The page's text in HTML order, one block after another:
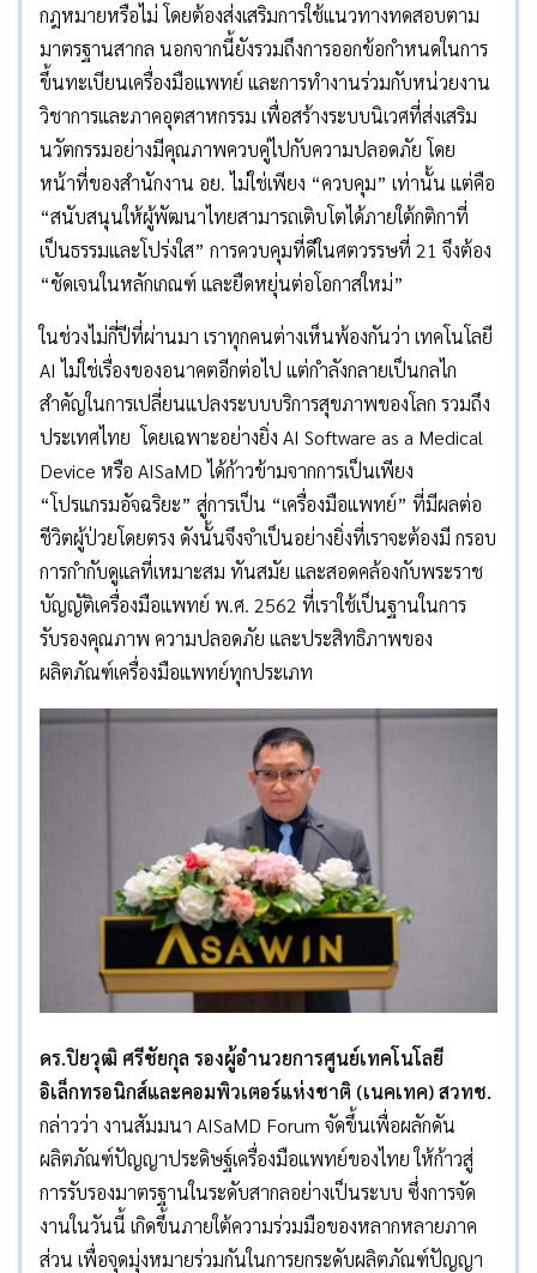
กฎหมายหรือไม่ โดยต้องส่งเสริมการใช้แนวทางทดสอบตาม
มาตรฐานสากล นอกจากนี้ยังรวมถึงการออกข้อกำหนดในการ
ขึ้นทะเบียนเครื่องมือแพทย์ และการทำงานร่วมกับหน่วยงาน
วิชาการและภาคอุตสาหกรรม เพื่อสร้างระบบนิเวศที่ส่งเสริม
นวัตกรรมอย่างมีคุณภาพควบคู่ไปกับความปลอดภัย โดย
หน้าที่ของสำนักงาน อย. ไม่ใช่เพียง “ควบคุม” เท่านั้น แต่คือ
“สนับสนุนให้ผู้พัฒนาไทยสามารถเติบโตได้ภายใต้กติกาที่
เป็นธรรมและโปร่งใส” การควบคุมที่ดีในศตวรรษที่ 21 จึงต้อง
“ชัดเจนในหลักเกณฑ์ และยืดหยุ่นต่อโอกาสใหม่”
ในช่วงไม่กี่ปีที่ผ่านมา เราทุกคนต่างเห็นพ้องกันว่า เทคโนโลยี
AI ไม่ใช่เรื่องของอนาคตอีกต่อไป แต่กำลังกลายเป็นกลไก
สำคัญในการเปลี่ยนแปลงระบบบริการสุขภาพของโลก รวมถึง
ประเทศไทย โดยเฉพาะอย่างยิ่ง AI Software as a Medical
Device หรือ AISaMD ได้ก้าวข้ามจากการเป็นเพียง
“โปรแกรมอัจฉริยะ” สู่การเป็น “เครื่องมือแพทย์” ที่มีผลต่อ
ชีวิตผู้ป่วยโดยตรง ดังนั้นจึงจำเป็นอย่างยิ่งที่เราจะต้องมี กรอบ
การกำกับดูแลที่เหมาะสม ทันสมัย และสอดคล้องกับพระราช
บัญญัติเครื่องมือแพทย์ พ.ศ. 2562 ที่เราใช้เป็นฐานในการ
รับรองคุณภาพ ความปลอดภัย และประสิทธิภาพของ
ผลิตภัณฑ์เครื่องมือแพทย์ทุกประเภท
ดร.ปิยวุฒิ ศรีชัยกุล รองผู้อำนวยการศูนย์เทคโนโลยี
อิเล็กทรอนิกส์และคอมพิวเตอร์แห่งชาติ (เนคเทค) สวทช.
กล่าวว่า งานสัมมนา AISaMD Forum จัดขึ้นเพื่อผลักดัน
ผลิตภัณฑ์ปัญญาประดิษฐ์เครื่องมือแพทย์ของไทย ให้ก้าวสู่
การรับรองมาตรฐานในระดับสากลอย่างเป็นระบบ ซึ่งการจัด
งานในวันนี้ เกิดขึ้นภายใต้ความร่วมมือของหลากหลายภาค
ส่วน เพื่อจุดมุ่งหมายร่วมกันในการยกระดับผลิตภัณฑ์ปัญญา